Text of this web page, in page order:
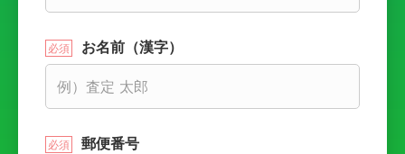
お名前（漢字）
郵便番号